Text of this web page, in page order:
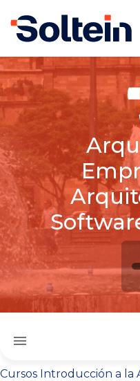
menu
Cursos Introducción a la